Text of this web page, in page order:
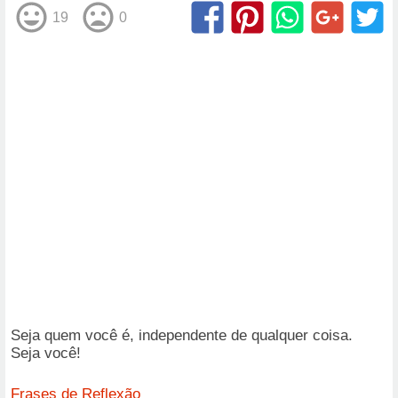
19 0
Seja quem você é, independente de qualquer coisa.
Seja você!
Frases de Reflexão